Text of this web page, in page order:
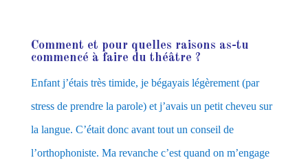
Comment et pour quelles raisons as-tu
commencé à faire du théâtre ?
Enfant j’étais très timide, je bégayais légèrement (par
stress de prendre la parole) et j’avais un petit cheveu sur
la langue. C’était donc avant tout un conseil de
l’orthophoniste. Ma revanche c’est quand on m’engage